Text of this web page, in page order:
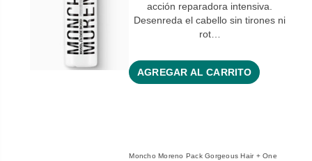
acción reparadora intensiva.
Desenreda el cabello sin tirones ni
rot…
AGREGAR AL CARRITO
Moncho Moreno Pack Gorgeous Hair + One